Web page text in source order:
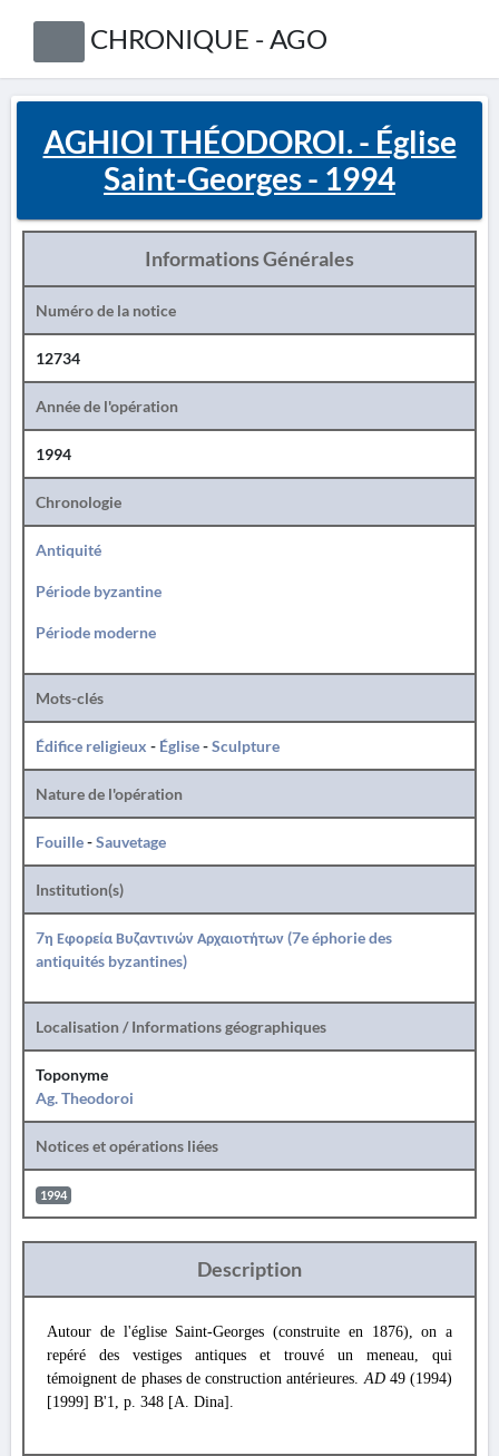
CHRONIQUE - AGO
AGHIOI THÉODOROI. - Église
Saint-Georges - 1994
Informations Générales
Numéro de la notice
12734
Année de l'opération
1994
Chronologie
Antiquité
Période byzantine
Période moderne
Mots-clés
Édifice religieux - Église-Sculpture
Nature de l'opération
Fouille-Sauvetage
Institution(s)
7η Εφορεία Βυζαντινών Αρχαιοτήτων (7e éphorie des
antiquités byzantines)
Localisation / Informations géographiques
Toponyme
Ag. Theodoroi
Notices et opérations liées
1994
Description
Autour de l'église Saint-Georges (construite en 1876), on a
repéré des vestiges antiques et trouvé un meneau, qui
témoignent de phases de construction antérieures.AD 49 (1994)
[1999] Β'1, p. 348 [A. Dina].